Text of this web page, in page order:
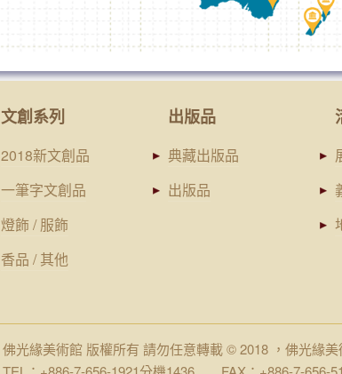
文創系列
2018新文創品
一筆字文創品
燈飾 / 服飾
香品 / 其他
出版品
典藏出版品
出版品
佛光緣美術館 版權所有 請勿任意轉載 © 2018 ，佛光緣